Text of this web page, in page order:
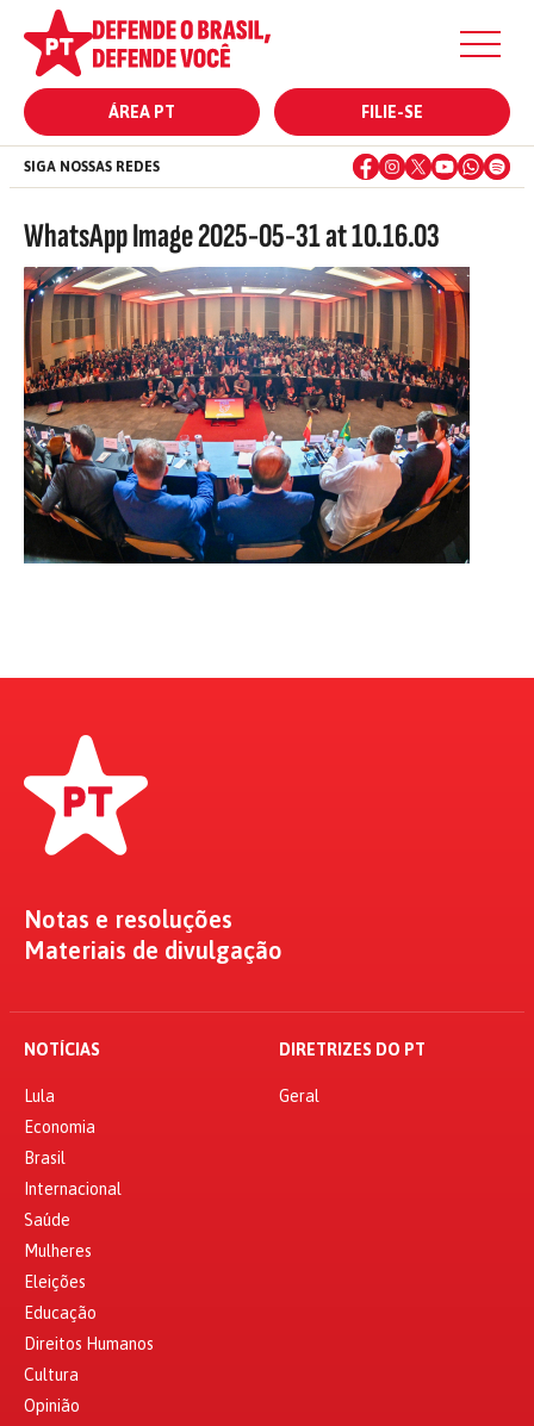
ÁREA PT FILIE-SE
SIGA NOSSAS REDES
WhatsApp Image 2025-05-31 at 10.16.03
Notas e resoluções
Materiais de divulgação
NOTÍCIAS
Lula
Economia
Brasil
Internacional
Saúde
Mulheres
Eleições
Educação
Direitos Humanos
Cultura
Opinião
DIRETRIZES DO PT
Geral